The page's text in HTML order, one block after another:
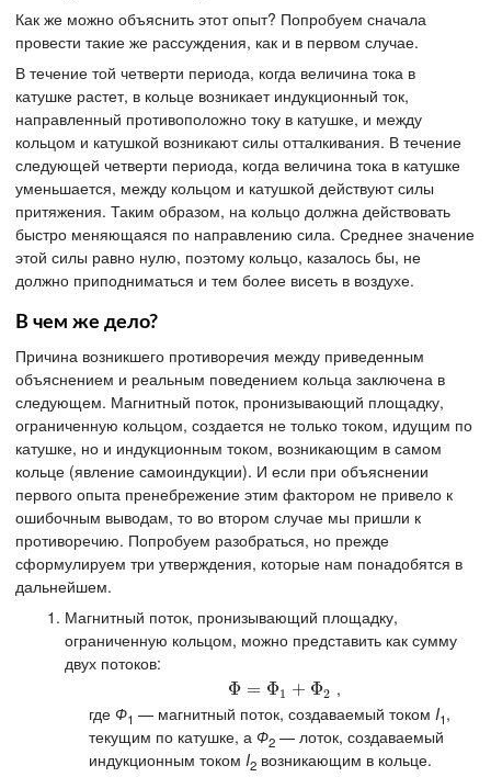
Как же можно объяснить этот опыт? Попробуем сначала
провести такие же рассуждения, как и в первом случае.
В течение той четверти периода, когда величина тока в
катушке растет, в кольце возникает индукционный ток,
направленный противоположно току в катушке, и между
кольцом и катушкой возникают силы отталкивания. В течение
следующей четверти периода, когда величина тока в катушке
уменьшается, между кольцом и катушкой действуют силы
притяжения. Таким образом, на кольцо должна действовать
быстро меняющаяся по направлению сила. Среднее значение
этой силы равно нулю, поэтому кольцо, казалось бы, не
должно приподниматься и тем более висеть в воздухе.
В чем же дело?
Причина возникшего противоречия между приведенным
объяснением и реальным поведением кольца заключена в
следующем. Магнитный поток, пронизывающий площадку,
ограниченную кольцом, создается не только током, идущим по
катушке, но и индукционным током, возникающим в самом
кольце (явление самоиндукции). И если при объяснении
первого опыта пренебрежение этим фактором не привело к
ошибочным выводам, то во втором случае мы пришли к
противоречию. Попробуем разобраться, но прежде
сформулируем три утверждения, которые нам понадобятся в
дальнейшем.
Магнитный поток, пронизывающий площадку,
ограниченную кольцом, можно представить как сумму
двух потоков:
Φ = Φ1 + Φ2
Φ=Φ 1+Φ 2
,
гдеФ1 — магнитный поток, создаваемый током I1,
текущим по катушке, аФ2 — лоток, создаваемый
индукционным током I2 возникающим в кольце.